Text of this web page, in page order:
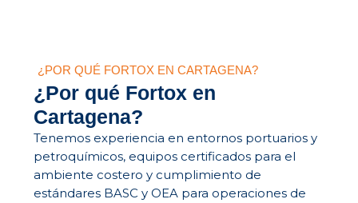
¿POR QUÉ FORTOX EN CARTAGENA?
¿Por qué Fortox en
Cartagena?
Tenemos experiencia en entornos portuarios y
petroquímicos, equipos certificados para el
ambiente costero y cumplimiento de
estándares BASC y OEA para operaciones de